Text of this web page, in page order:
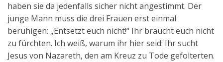
haben sie da jedenfalls sicher nicht angestimmt. Der
junge Mann muss die drei Frauen erst einmal
beruhigen: „Entsetzt euch nicht!“ Ihr braucht euch nicht
zu fürchten. Ich weiß, warum ihr hier seid: Ihr sucht
Jesus von Nazareth, den am Kreuz zu Tode gefolterten.